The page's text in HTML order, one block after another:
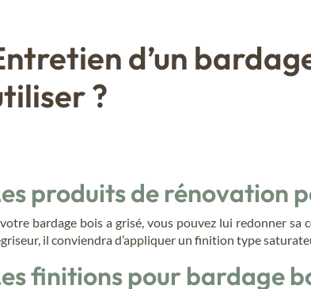
d’un
?
produits de rénovation
bardage bois a grisé, vous pouvez lui redonner
il conviendra d’appliquer un finition type
finitions pour bardage